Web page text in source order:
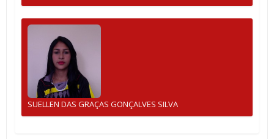
SUELLEN DAS GRAÇAS GONÇALVES SILVA